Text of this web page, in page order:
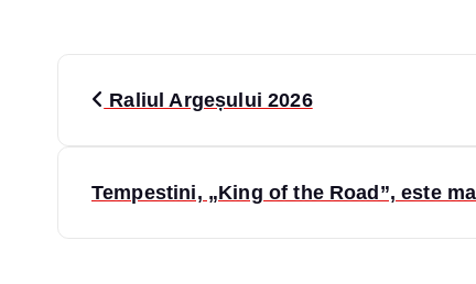
N
Raliul Argeșului 2026
Tempestini, „King of the Road”, este